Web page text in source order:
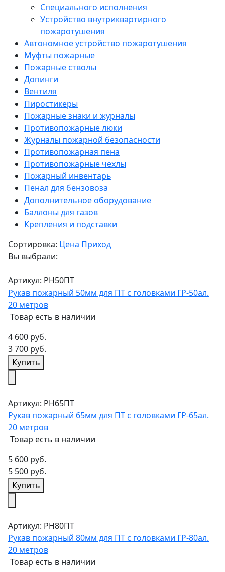
Специального исполнения
Устройство внутриквартирного
пожаротушения
Автономное устройство пожаротушения
Муфты пожарные
Пожарные стволы
Допинги
Вентиля
Пиростикеры
Пожарные знаки и журналы
Противопожарные люки
Журналы пожарной безопасности
Противопожарная пена
Противопожарные чехлы
Пожарный инвентарь
Пенал для бензовоза
Дополнительное оборудование
Баллоны для газов
Крепления и подставки
Сортировка: Цена Приход
Вы выбрали:
Артикул: РН50ПТ
Рукав пожарный 50мм для ПТ с головками ГР-50ал.
20 метров
Товар есть в наличии
4 600 руб.
3 700 руб.
Купить
Артикул: РН65ПТ
Рукав пожарный 65мм для ПТ с головками ГР-65ал.
20 метров
Товар есть в наличии
5 600 руб.
5 500 руб.
Купить
Артикул: РН80ПТ
Рукав пожарный 80мм для ПТ с головками ГР-80ал.
20 метров
Товар есть в наличии